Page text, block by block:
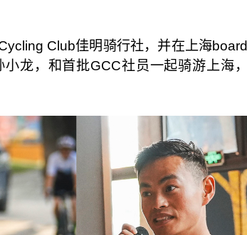
Club佳明骑行社，并在上海
龙，和首批GCC社员一起骑游上海